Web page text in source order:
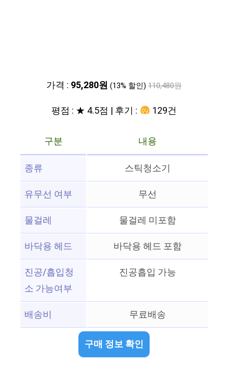
가격 : 95,280원 (13% 할인) 110,480원
평점 : ★ 4.5점 | 후기 : 129건
구분
내용
종류
스틱청소기
유무선 여부
무선
물걸레
물걸레 미포함
바닥용 헤드
바닥용 헤드 포함
진공/흡입청
소 가능여부
진공흡입 가능
배송비 무료배송
구매 정보 확인